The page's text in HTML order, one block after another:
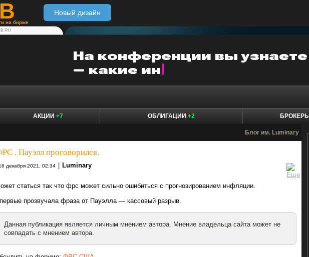
на бирже
Новый дизайн
АКЦИИ +7 ОБЛИГАЦИИ +2 БРОКЕРЫ
Блог им. Luminary
. Пауэлл проговорился.
декабря 2021, 02:34 Luminary
статься так что фрс может сильно ошибиться с прогнозированием инфляции.
прозвучала фраза от Пауэлла — кассовый разрыв.
Данная публикация является личным мнением автора. Мнение владельца сайта может не
совпадать с мнением автора.